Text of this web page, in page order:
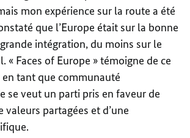
mon expérience sur la route a été
que l’Europe était sur la bonne
intégration, du moins sur le
« Faces of Europe » témoigne de ce
tant que communauté
se veut un parti pris en faveur de
valeurs partagées et d’une